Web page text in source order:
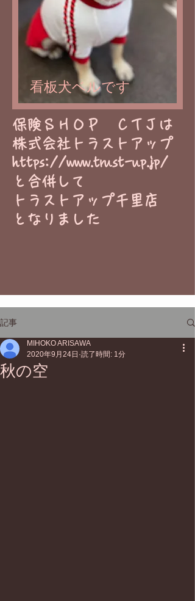
看板犬ベルです
​保険ＳＨＯＰ ＣＴＪは
株式会社トラストアップ
https://www.trust-up.jp/
と合併して
トラストアップ千里店
​となりました
記事
秋の空
MIHOKO ARISAWA
2020年9月24日 読了時間: 1分